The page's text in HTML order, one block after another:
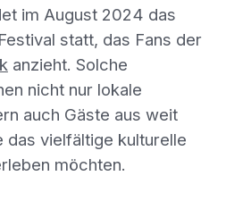
im August 2024 das
statt, das Fans der
anzieht. Solche
nicht nur lokale
auch Gäste aus weit
das vielfältige kulturelle
möchten.